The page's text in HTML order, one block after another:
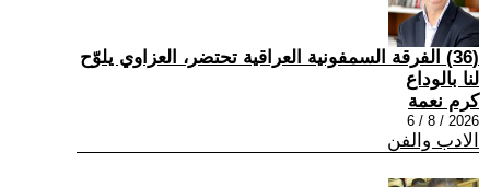
(36) الفرقة السمفونية العراقية تحتضر، العزاوي يلوّح
لنا بالوداع
كرم نعمة
2026 / 8 / 6
الادب والفن